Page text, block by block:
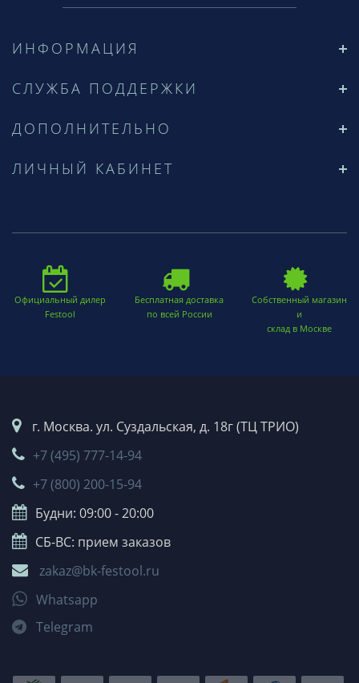
ИНФОРМАЦИЯ
СЛУЖБА ПОДДЕРЖКИ
ДОПОЛНИТЕЛЬНО
ЛИЧНЫЙ КАБИНЕТ
Официальный дилер
Festool
Бесплатная доставка
по всей России
Собственный магазин
и
склад в Москве
г. Москва. ул. Суздальская, д. 18г (ТЦ ТРИО)
+7 (495) 777-14-94
+7 (800) 200-15-94
Будни: 09:00 - 20:00
СБ-ВС: прием заказов
zakaz@bk-festool.ru
Whatsapp
Telegram